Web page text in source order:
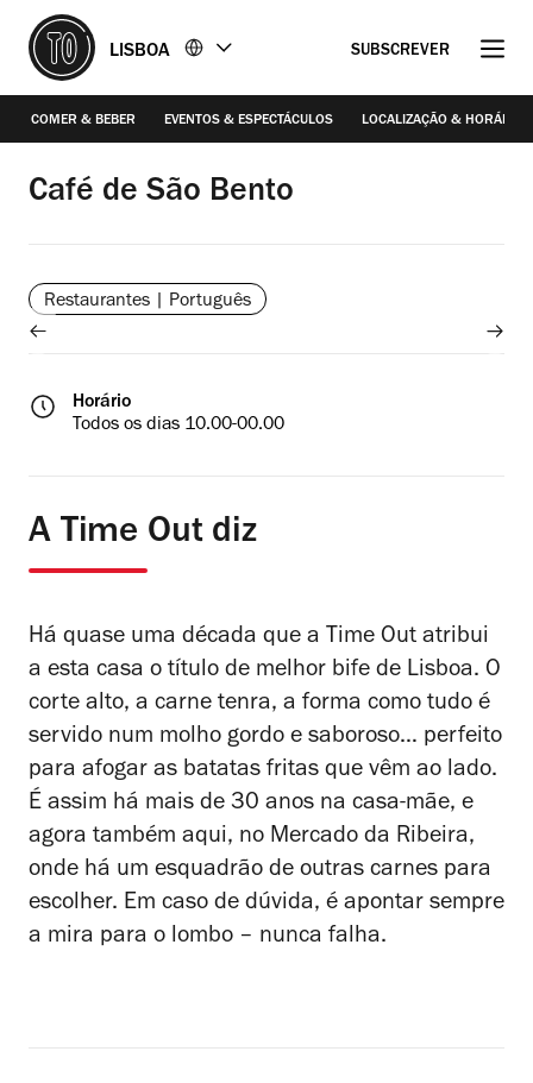
para
conteúdo
para
rodapé
LISBOA SUBSCREVER
COMER & BEBER EVENTOS & ESPECTÁCULOS LOCALIZAÇÃO & HORÁRIO
Joana Freitas
Café de São Bento
Restaurantes | Português
Horário
Todos os dias 10.00-00.00
A Time Out diz
Há quase uma década que a Time Out atribui
a esta casa o título de melhor bife de Lisboa. O
corte alto, a carne tenra, a forma como tudo é
servido num molho gordo e saboroso… perfeito
para afogar as batatas fritas que vêm ao lado.
É assim há mais de 30 anos na casa-mãe, e
agora também aqui, no Mercado da Ribeira,
onde há um esquadrão de outras carnes para
escolher. Em caso de dúvida, é apontar sempre
a mira para o lombo – nunca falha.